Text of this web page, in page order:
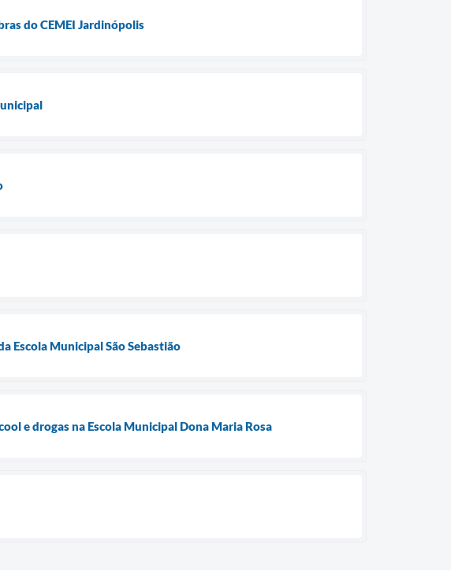
do CEMEI Jardinópolis
Escola Municipal São Sebastião
e drogas na Escola Municipal Dona Maria Rosa